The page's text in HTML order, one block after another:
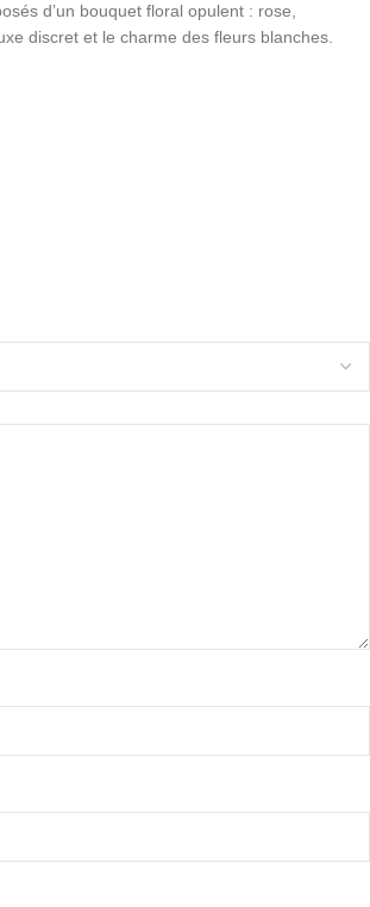
d’un bouquet floral opulent : rose,
discret et le charme des fleurs blanches.